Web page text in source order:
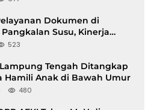
Dokumen di
Susu, Kinerja
Disorot
523
Tengah Ditangkap
Hamili Anak di Bawah Umur
480